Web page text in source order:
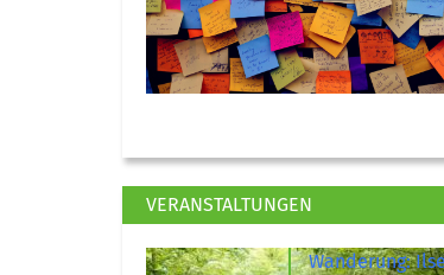
VERANSTALTUNGEN
Wanderung: